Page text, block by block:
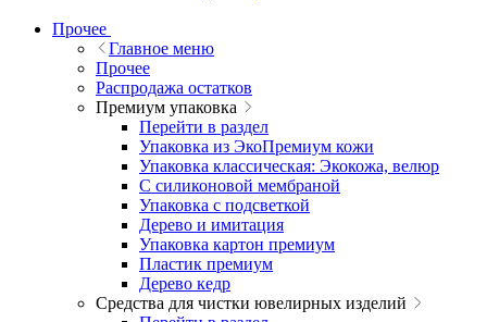
Прочее
Главное меню
Прочее
Распродажа остатков
Премиум упаковка
Перейти в раздел
Упаковка из ЭкоПремиум кожи
Упаковка классическая: Экокожа, велюр
С силиконовой мембраной
Упаковка с подсветкой
Дерево и имитация
Упаковка картон премиум
Пластик премиум
Дерево кедр
Средства для чистки ювелирных изделий